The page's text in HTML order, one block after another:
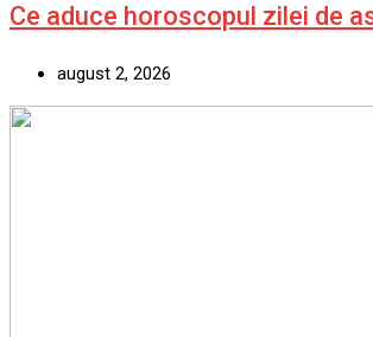
Ce aduce horoscopul zilei de
august 2, 2026